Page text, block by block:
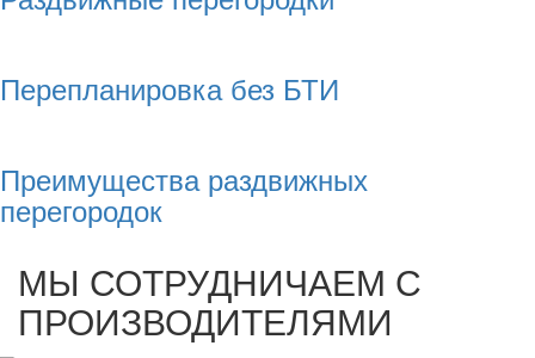
Перепланировка без БТИ
Преимущества раздвижных
перегородок
МЫ СОТРУДНИЧАЕМ С
ПРОИЗВОДИТЕЛЯМИ